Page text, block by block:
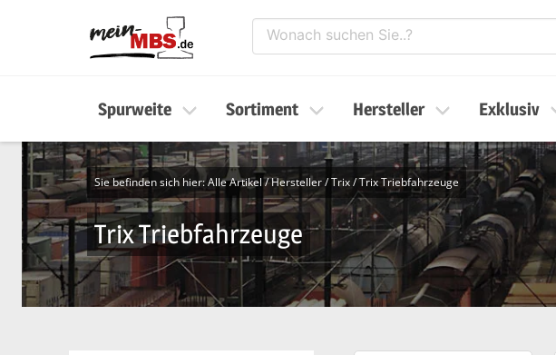
Spurweite Sortiment Hersteller Exklusiv
Sie befinden sich hier:Alle Artikel/Hersteller/Trix/Trix Triebfahrzeuge
Trix Triebfahrzeuge